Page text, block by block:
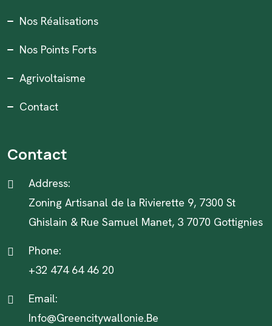
Nos Réalisations
Nos Points Forts
Agrivoltaisme
Contact
Contact
Address:
Zoning Artisanal de la Rivierette 9, 7300 St
Ghislain & Rue Samuel Manet, 3 7070 Gottignies
Phone:
+32 474 64 46 20
Email:
Info@greencitywallonie.be